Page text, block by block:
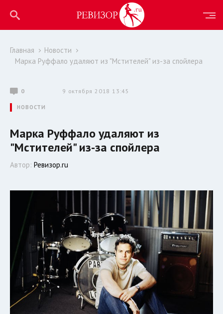
Главная
Новости
Марка Руффало удаляют из "Мстителей" из-за спойлера
0 9 октября 2018 13:45
НОВОСТИ
Марка Руффало удаляют из
"Мстителей" из-за спойлера
Автор: Ревизор.ru